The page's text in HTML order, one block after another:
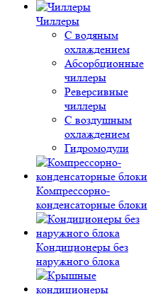
Чиллеры
С водяным
охлаждением
Абсорбционные
чиллеры
Реверсивные
чиллеры
С воздушным
охлаждением
Гидромодули
Компрессорно-
конденсаторные блоки
Кондиционеры без
наружного блока